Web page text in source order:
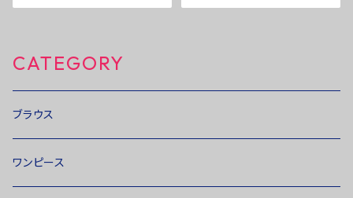
CATEGORY
ブラウス
ワンピース